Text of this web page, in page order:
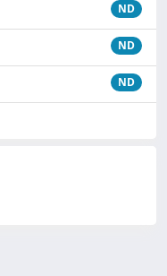
ND
ND
ND